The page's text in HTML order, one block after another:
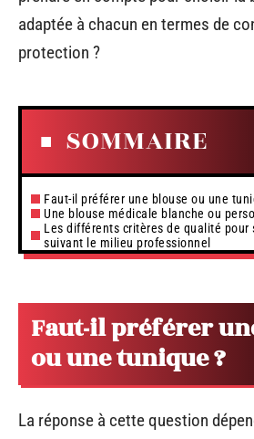
adaptée à chacun en termes de
protection ?
SOMMAIRE
Faut-il préférer une blouse ou une
Une blouse médicale blanche ou
Les différents critères de qualité pour
suivant le milieu professionnel
Faut-il préférer
ou une tunique ?
La réponse à cette question